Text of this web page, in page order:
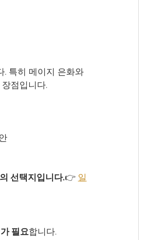
. 특히 메이지 은화와
점입니다.
선택지입니다.👉 일
필요합니다.